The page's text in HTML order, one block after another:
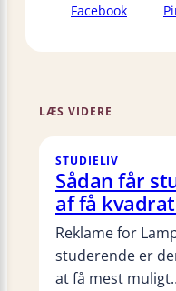
Facebook
LÆS VIDERE
STUDIELIV
Sådan får
af få
Reklame for
studerende er
at få mest